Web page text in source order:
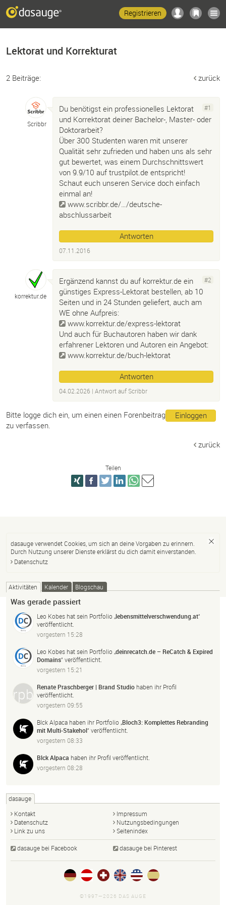
Registrieren
Lektorat und Korrekturat
2 Beiträge: zurück
Scribbr
#1
Du benötigst ein professionelles Lektorat
und Korrektorat deiner Bachelor-, Master- oder
Doktorarbeit?
Über 300 Studenten waren mit unserer
Qualität sehr zufrieden und haben uns als sehr
gut bewertet, was einem Durchschnittswert
von 9.9/10 auf trustpilot.de entspricht!
Schaut euch unseren Service doch einfach
einmal an!
www.scribbr.de/…/deutsche-
abschlussarbeit
Antworten
07.11.2016
korrektur.de
#2
Ergänzend kannst du auf korrektur.de ein
günstiges Express-Lektorat bestellen, ab 10
Seiten und in 24 Stunden geliefert, auch am
WE ohne Aufpreis:
www.korrektur.de/express-lektorat
Und auch für Buchautoren haben wir dank
erfahrener Lektoren und Autoren ein Angebot:
www.korrektur.de/buch-lektorat
Antworten
04.02.2026 | Antwort auf Scribbr
Einloggen
Bitte logge dich ein, um einen einen Forenbeitrag
zu verfassen.
zurück
Teilen
dasauge verwendet Cookies, um sich an deine Vorgaben zu erinnern.
Durch Nutzung unserer Dienste erklärst du dich damit einverstanden.
Datenschutz
Aktivitäten Kalender Blogschau
Was gerade passiert
Leo Kobes hat sein Portfolio „lebensmittelverschwendung. at“
veröffentlicht.
vorgestern 15:28
Leo Kobes hat sein Portfolio „deinrecatch. de – ReCatch & Expired
Domains“ veröffentlicht.
vorgestern 15:21
Renate Praschberger | Brand Studio haben ihr Profil
veröffentlicht.
vorgestern 09:55
Blck Alpaca haben ihr Portfolio „Bloch3: Komplettes Rebranding
mit Multi-Stakehol“ veröffentlicht.
vorgestern 08:33
Blck Alpaca haben ihr Profil veröffentlicht.
vorgestern 08:28
dasauge
Kontakt
Impressum
Datenschutz
Nutzungsbedingungen
Link zu uns
Seitenindex
dasauge bei Facebook dasauge bei Pinterest
©1997—2026 DAS AUGE